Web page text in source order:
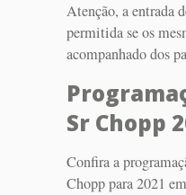
Atenção, a entrada
permitida se os
acompanhado dos
Sr Chopp
Confira a
Chopp para 2021